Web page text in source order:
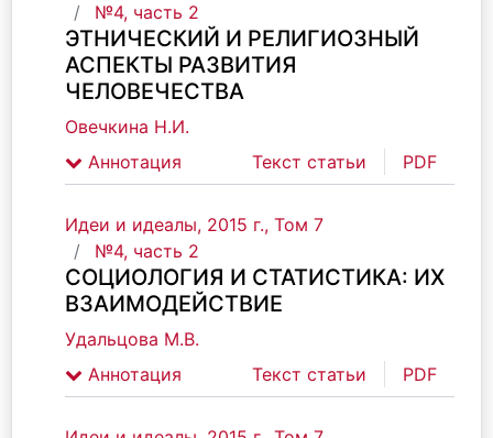
№4, часть 2
ЭТНИЧЕСКИЙ И РЕЛИГИОЗНЫЙ
АСПЕКТЫ РАЗВИТИЯ
ЧЕЛОВЕЧЕСТВА
Овечкина Н.И.
Аннотация
Текст статьи PDF
Идеи и идеалы, 2015 г., Том 7
№4, часть 2
СОЦИОЛОГИЯ И СТАТИСТИКА: ИХ
ВЗАИМОДЕЙСТВИЕ
Удальцова М.В.
Аннотация
Текст статьи PDF